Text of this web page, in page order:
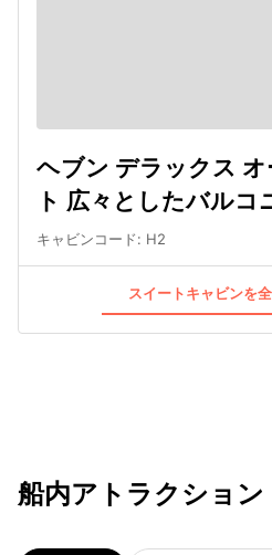
ヘブン デラックス
ト 広々としたバルコ
キャビンコード: H2
スイートキャビンを
船内アトラクション